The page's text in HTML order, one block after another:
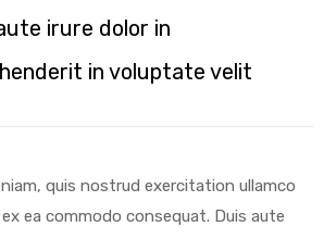
irure dolor in
in voluptate velit
quis nostrud exercitation ullamco
ea commodo consequat. Duis aute